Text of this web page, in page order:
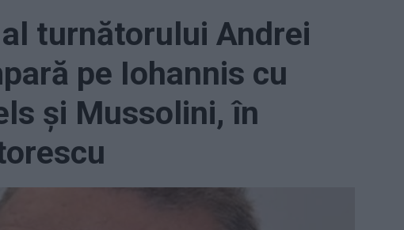
turnătorului Andrei
pe Iohannis cu
și Mussolini, în